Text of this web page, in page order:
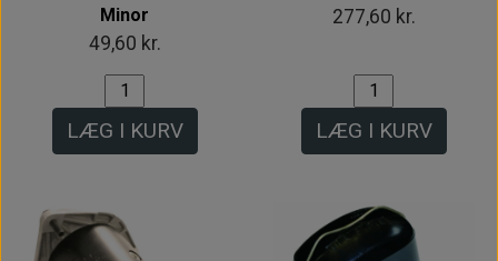
Minor
49,60 kr.
LÆG I KURV
277,60 kr.
LÆG I KURV